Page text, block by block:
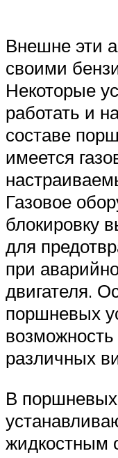
Внешне эти
своими
Некоторые
работать и
составе
имеется
Газовое
блокировку
для
при
двигателя.
поршневых
различных
В поршневых
жидкостным